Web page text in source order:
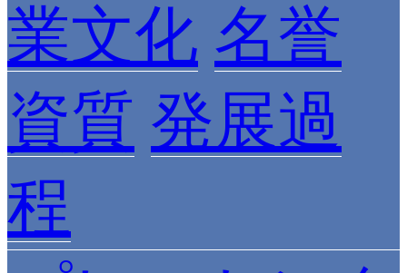
業文化 名誉
資質 発展過
程